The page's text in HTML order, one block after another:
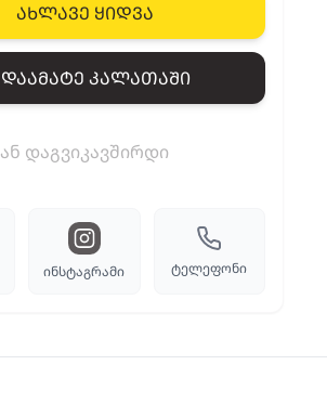
ახლავე ყიდვა
View cart
დაამატე კალათაში
ან დაგვიკავშირდი
ინსტაგრამი ტელეფონი